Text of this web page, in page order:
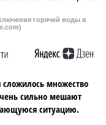
горячей воды в
множество
сильно мешают
ситуацию.